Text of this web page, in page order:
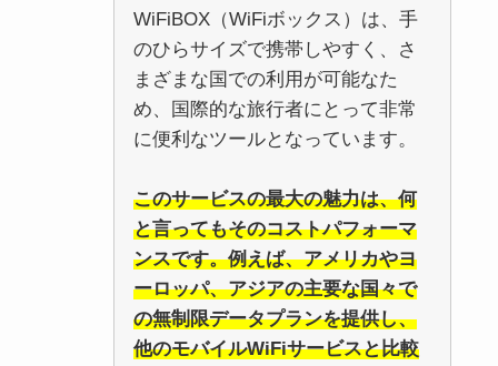
WiFiBOX（WiFiボックス）は、手
のひらサイズで携帯しやすく、さ
まざまな国での利用が可能なた
め、国際的な旅行者にとって非常
に便利なツールとなっています。
このサービスの最大の魅力は、何
と言ってもそのコストパフォーマ
ンスです。例えば、アメリカやヨ
ーロッパ、アジアの主要な国々で
の無制限データプランを提供し、
他のモバイルWiFiサービスと比較